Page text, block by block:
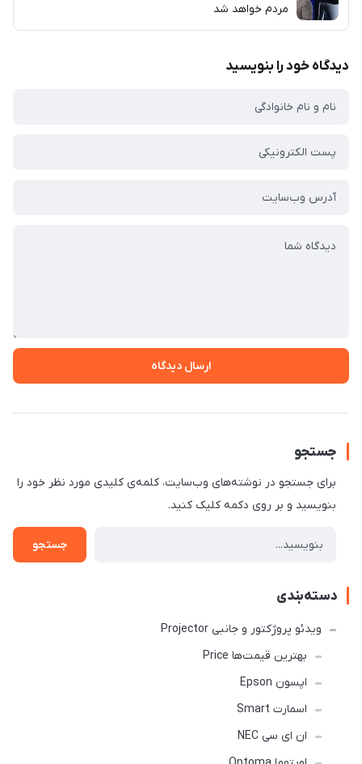
مردم خواهد شد
دیدگاه خود را بنویسید
ارسال دیدگاه
جستجو
برای جستجو در نوشته‌های وب‌سایت، کلمه‌ی کلیدی مورد نظر خود را
بنویسید و بر روی دکمه کلیک کنید.
جستجو
دسته‌بندی
ویدئو پروژکتور و جانبی Projector
بهترین قیمت‌ها Price
اپسون Epson
اسمارت Smart
ان ای سی NEC